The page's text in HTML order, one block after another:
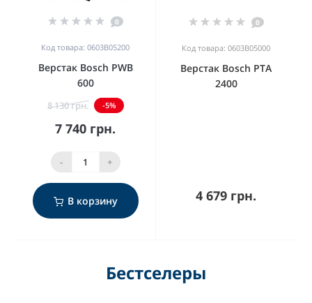
0
Код товара: 0603B05200
Верстак Bosch PWB
600
8 130 грн. -5%
7 740 грн.
- +
В корзину
0
Код товара: 0603B05000
Верстак Bosch PTA
2400
4 679 грн.
Бестселеры